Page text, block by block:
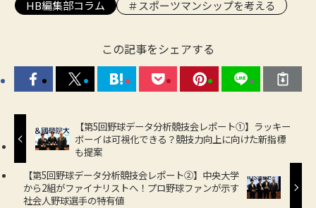
HB編集部コラム スポーツマンシップを考える
この記事をシェアする
【第5回野球データ分析競技会レポート①】ラッキー
ボーイは可視化できる？競技力向上に向けた新指標
も提案
【第5回野球データ分析競技会レポート②】中央大学
から2組がファイナリストへ！プロ野球ファンが示す
社会人野球選手の特有値